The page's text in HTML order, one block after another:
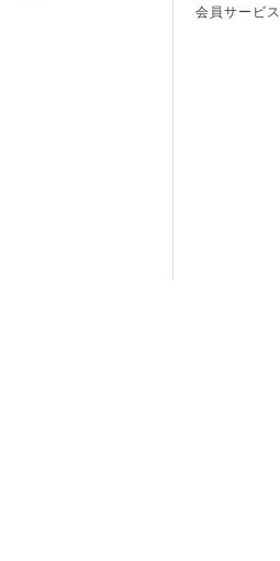
会員サービス